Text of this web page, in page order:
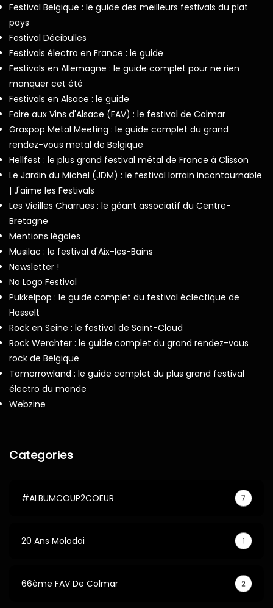
Festival Belgique : le guide des meilleurs festivals du plat
pays
Festival Décibulles
Festivals électro en France : le guide
Festivals en Allemagne : le guide complet pour ne rien
manquer cet été
Festivals en Alsace : le guide
Foire aux Vins d'Alsace (FAV) : le festival de Colmar
Graspop Metal Meeting : le guide complet du grand
rendez-vous metal de Belgique
Hellfest : le plus grand festival métal de France à Clisson
Le Jardin du Michel (JDM) : le festival lorrain incontournable
| J'aime les Festivals
Les Vieilles Charrues : le géant associatif du Centre-
Bretagne
Mentions légales
Musilac : le festival d'Aix-les-Bains
Newsletter !
No Logo Festival
Pukkelpop : le guide complet du festival éclectique de
Hasselt
Rock en Seine : le festival de Saint-Cloud
Rock Werchter : le guide complet du grand rendez-vous
rock de Belgique
Tomorrowland : le guide complet du plus grand festival
électro du monde
Webzine
Categories
#ALBUMCOUP2COEUR 7
20 Ans Molodoi 1
66ème FAV De Colmar 2